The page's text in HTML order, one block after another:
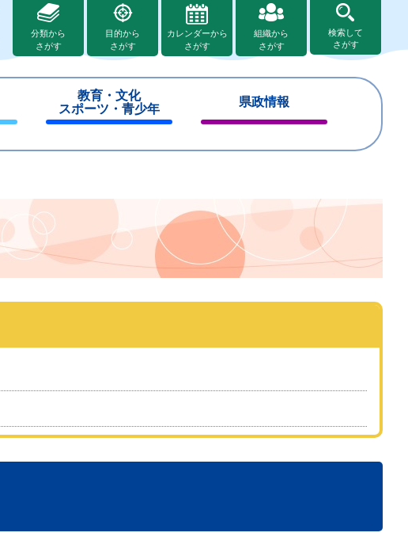
分類から
さがす
目的から
さがす
カレンダーから
さがす
組織から
さがす
検索して
さがす
教育・文化
スポーツ・青少年
じ
県政情報
じ